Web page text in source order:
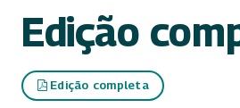
Edição
Edição completa